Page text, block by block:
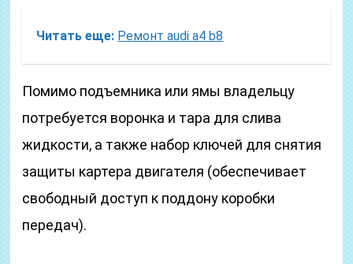
Читать еще: Ремонт audi a4 b8
Помимо подъемника или ямы владельцу
потребуется воронка и тара для слива
жидкости, а также набор ключей для снятия
защиты картера двигателя (обеспечивает
свободный доступ к поддону коробки
передач).